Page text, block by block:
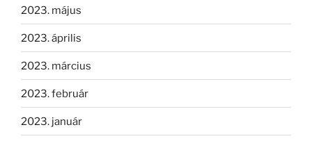
2023. május
2023. április
2023. március
2023. február
2023. január